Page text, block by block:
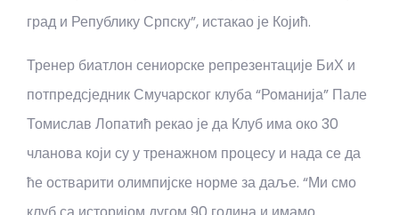
град и Републику Српску”, истакао је Којић.
Тренер биатлон сениорске репрезентације БиХ и
потпредсједник Смучарског клуба “Романија” Пале
Томислав Лопатић рекао је да Клуб има око 30
чланова који су у тренажном процесу и нада се да
ће остварити олимпијске норме за даље. “Ми смо